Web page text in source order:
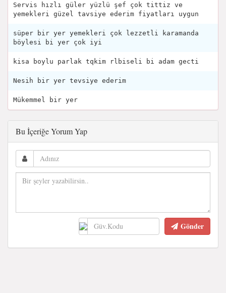
Servis hızlı güler yüzlü şef çok tittiz ve
yemekleri güzel tavsiye ederim fiyatları uygun
süper bir yer yemekleri çok lezzetli karamanda
böylesi bi yer çok iyi
kisa boylu parlak tqkim rlbiseli bi adam gecti
Nesih bir yer tevsiye ederim
Mükemmel bir yer
Bu İçeriğe Yorum Yap
Gönder